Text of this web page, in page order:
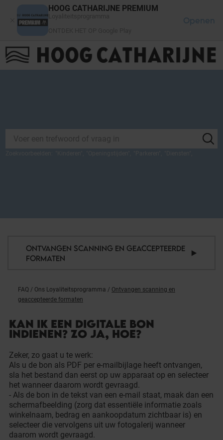
HOOG CATHARIJNE PREMIUM
Openen
FAQ
HET WINKELCENTRUM
LOG IN
ONTVANGEN SCANNING EN GEACCEPTEERDE
FORMATEN
FAQ / Ons Loyaliteitsprogramma / Ontvangen scanning en
geaccepteerde formaten
KAN IK EEN DIGITALE BON
INDIENEN? ZO JA, HOE?
Zeker, zo gaat u te werk:
Als u de bon als PDF per e-mailbijlage heeft ontvangen,
sla het bestand dan eerst op uw apparaat op en selecteer
het wanneer daarom wordt gevraagd.
- Als de bon in de tekst van een e-mail staat, maak dan een
schermafbeelding (zorg dat essentiële informatie zoals
winkelnaam, bedrag en aankoopdatum zichtbaar is) en
selecteer die vervolgens uit uw fotogalerij wanneer
daarom wordt gevraagd.
Cookies beheer paneel